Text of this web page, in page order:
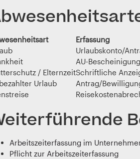
Erfassung
Urlaubskonto/
AU-
/ ElternzeitSchriftliche
Urlaub
Antrag/
Arbeitszeiterfassung im
Pflicht zur Arbeitszeiterfassung